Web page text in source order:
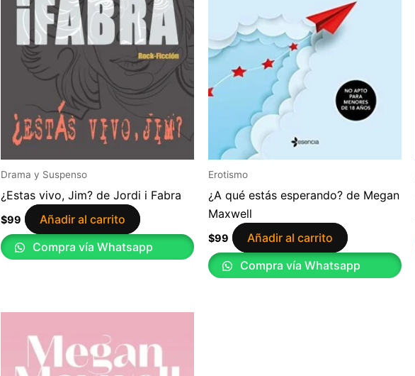
Drama y Suspenso
¿Estas vivo, Jim? de Jordi i Fabra
$99
Añadir al carrito
Compra vía Whatsapp
Erotismo
¿A qué estás esperando? de Megan
Maxwell
$99
Añadir al carrito
Compra vía Whatsapp